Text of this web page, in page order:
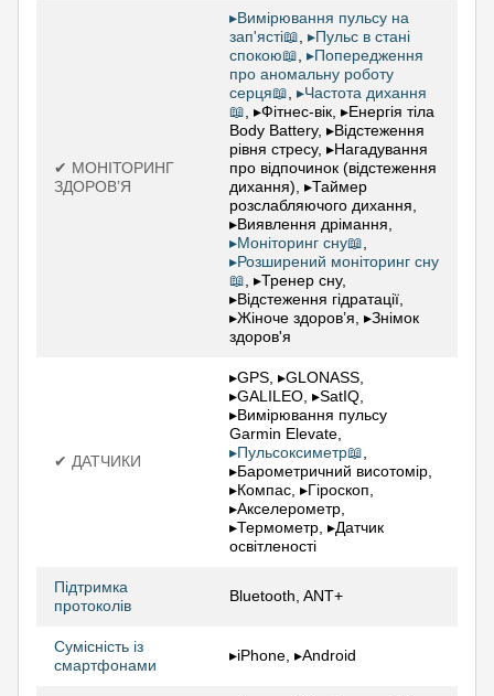
✔ МОНІТОРИНГ
ЗДОРОВ’Я
▸Вимірювання пульсу на
зап'ясті📖, ▸Пульс в стані
спокою📖, ▸Попередження
про аномальну роботу
серця📖, ▸Частота дихання
📖, ▸Фітнес-вік, ▸Енергія тіла
Body Battery, ▸Відстеження
рівня стресу, ▸Нагадування
про відпочинок (відстеження
дихання), ▸Таймер
розслабляючого дихання,
▸Виявлення дрімання,
▸Моніторинг сну📖,
▸Розширений моніторинг сну
📖, ▸Тренер сну,
▸Відстеження гідратації,
▸Жіноче здоров’я, ▸Знімок
здоров'я
✔ ДАТЧИКИ
▸GPS, ▸GLONASS,
▸GALILEO, ▸SatIQ,
▸Вимірювання пульсу
Garmin Elevate,
▸Пульсоксиметр📖,
▸Барометричний висотомір,
▸Компас, ▸Гіроскоп,
▸Акселерометр,
▸Термометр, ▸Датчик
освітленості
Підтримка
протоколів
Bluetooth, ANT+
Сумісність із
смартфонами
▸iPhone, ▸Android